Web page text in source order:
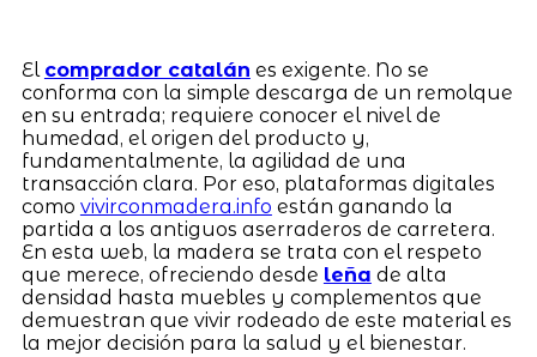
El comprador catalán es exigente. No se
conforma con la simple descarga de un remolque
en su entrada; requiere conocer el nivel de
humedad, el origen del producto y,
fundamentalmente, la agilidad de una
transacción clara. Por eso, plataformas digitales
como vivirconmadera.info están ganando la
partida a los antiguos aserraderos de carretera.
En esta web, la madera se trata con el respeto
que merece, ofreciendo desde leña de alta
densidad hasta muebles y complementos que
demuestran que vivir rodeado de este material es
la mejor decisión para la salud y el bienestar.